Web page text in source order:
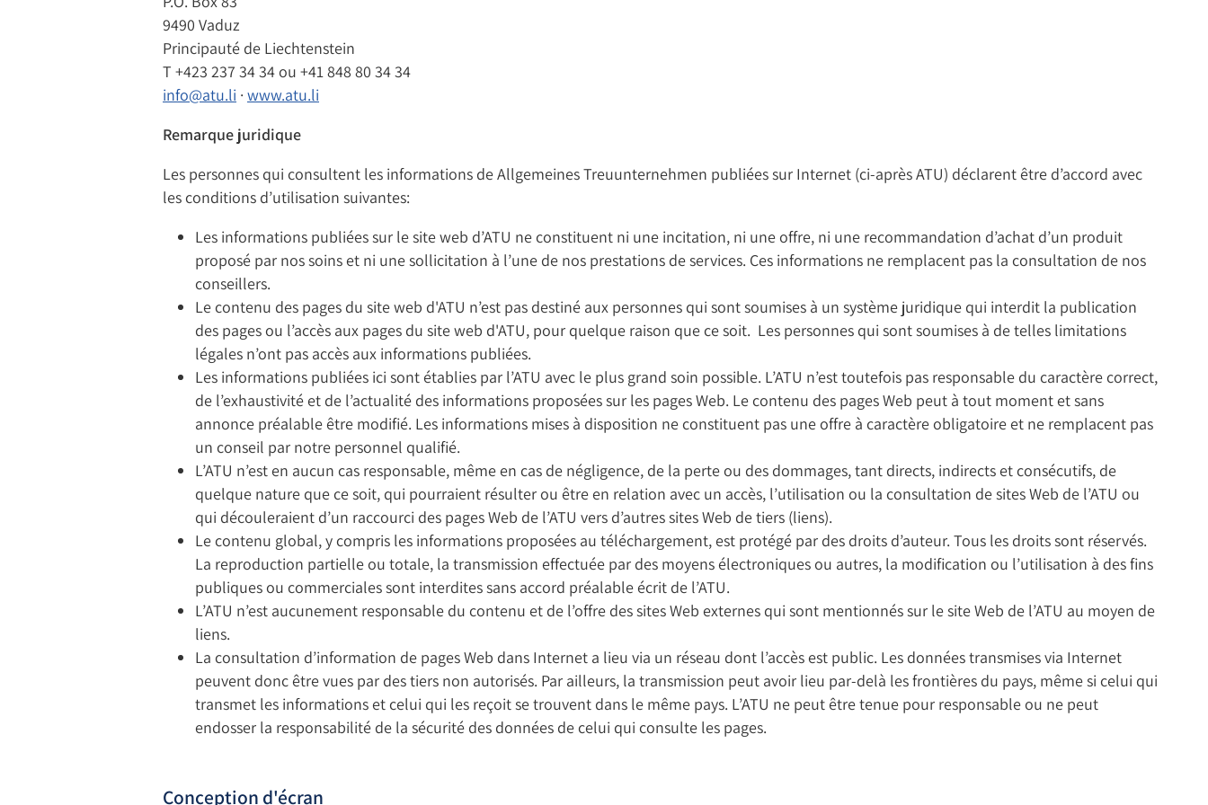
9490 Vaduz
Principauté de Liechtenstein
T+423 237 34 34ou+41 848 80 34 34
info@atu.li ·www.atu.li
Remarque juridique
Les personnes qui consultent les informations de Allgemeines Treuunternehmen publiées sur Internet (ci-après ATU) déclarent être d’accord avec
les conditions d’utilisation suivantes:
Les informations publiées sur le site web d’ATU ne constituent ni une incitation, ni une offre, ni une recommandation d’achat d’un produit
proposé par nos soins et ni une sollicitation à l’une de nos prestations de services. Ces informations ne remplacent pas la consultation de nos
conseillers.
Le contenu des pages du site web d'ATU n’est pas destiné aux personnes qui sont soumises à un système juridique qui interdit la publication
des pages ou l’accès aux pages du site web d'ATU, pour quelque raison que ce soit. Les personnes qui sont soumises à de telles limitations
légales n’ont pas accès aux informations publiées.
Les informations publiées ici sont établies par l’ATU avec le plus grand soin possible. L’ATU n’est toutefois pas responsable du caractère correct,
de l’exhaustivité et de l’actualité des informations proposées sur les pages Web. Le contenu des pages Web peut à tout moment et sans
annonce préalable être modifié. Les informations mises à disposition ne constituent pas une offre à caractère obligatoire et ne remplacent pas
un conseil par notre personnel qualifié.
L’ATU n’est en aucun cas responsable, même en cas de négligence, de la perte ou des dommages, tant directs, indirects et consécutifs, de
quelque nature que ce soit, qui pourraient résulter ou être en relation avec un accès, l’utilisation ou la consultation de sites Web de l’ATU ou
qui découleraient d’un raccourci des pages Web de l’ATU vers d’autres sites Web de tiers (liens).
Le contenu global, y compris les informations proposées au téléchargement, est protégé par des droits d’auteur. Tous les droits sont réservés.
La reproduction partielle ou totale, la transmission effectuée par des moyens électroniques ou autres, la modification ou l’utilisation à des fins
publiques ou commerciales sont interdites sans accord préalable écrit de l’ATU.
L’ATU n’est aucunement responsable du contenu et de l’offre des sites Web externes qui sont mentionnés sur le site Web de l’ATU au moyen de
liens.
La consultation d’information de pages Web dans Internet a lieu via un réseau dont l’accès est public. Les données transmises via Internet
peuvent donc être vues par des tiers non autorisés. Par ailleurs, la transmission peut avoir lieu par-delà les frontières du pays, même si celui qui
transmet les informations et celui qui les reçoit se trouvent dans le même pays. L’ATU ne peut être tenue pour responsable ou ne peut
endosser la responsabilité de la sécurité des données de celui qui consulte les pages.
Conception d'écran